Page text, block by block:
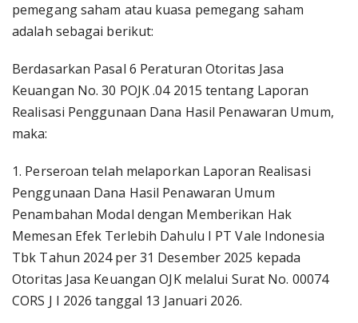
pemegang saham atau kuasa pemegang saham
adalah sebagai berikut:
Berdasarkan Pasal 6 Peraturan Otoritas Jasa
Keuangan No. 30 POJK .04 2015 tentang Laporan
Realisasi Penggunaan Dana Hasil Penawaran Umum,
maka:
1. Perseroan telah melaporkan Laporan Realisasi
Penggunaan Dana Hasil Penawaran Umum
Penambahan Modal dengan Memberikan Hak
Memesan Efek Terlebih Dahulu I PT Vale Indonesia
Tbk Tahun 2024 per 31 Desember 2025 kepada
Otoritas Jasa Keuangan OJK melalui Surat No. 00074
CORS J I 2026 tanggal 13 Januari 2026.